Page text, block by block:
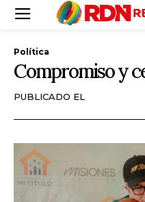
Política
Compromiso y
PUBLICADO EL